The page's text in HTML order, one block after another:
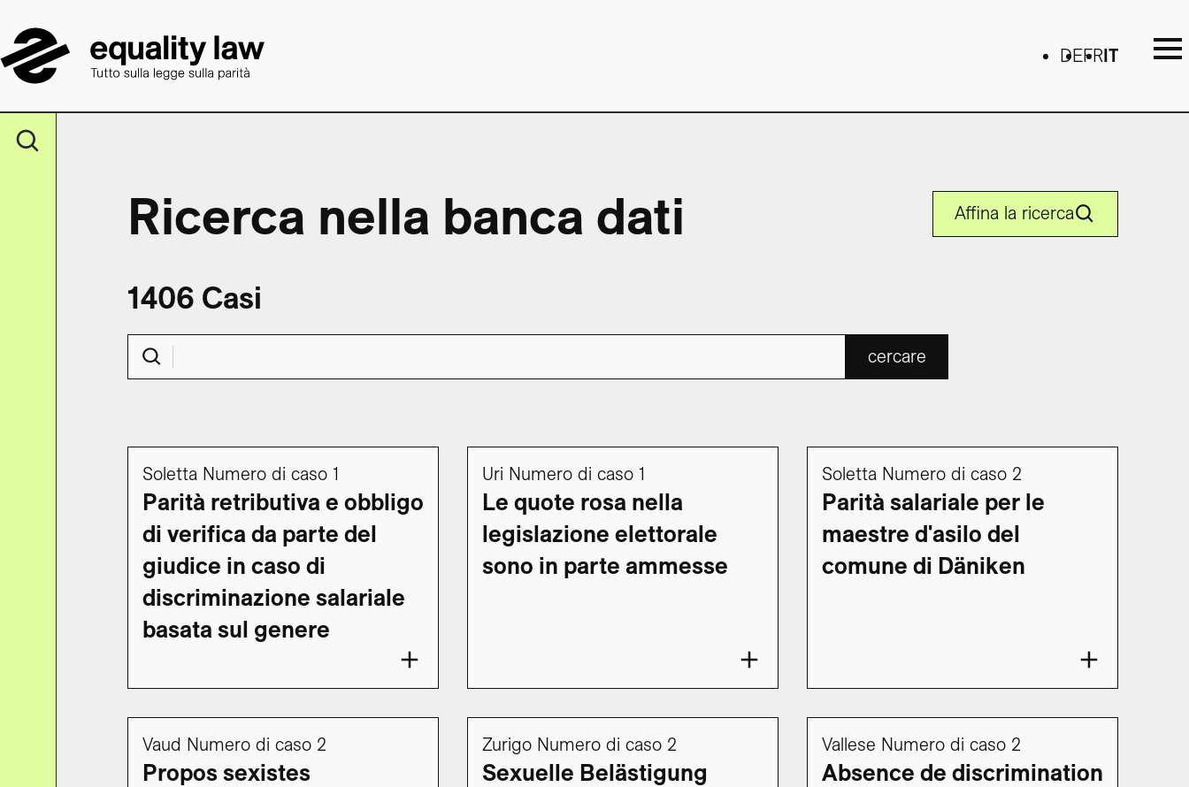
DEFR IT
Affina la ricerca
Ricerca nella banca dati
1406 Casi
cercare
Soletta Numero di caso 1
Parità retributiva e obbligo
di verifica da parte del
giudice in caso di
discriminazione salariale
basata sul genere
Uri Numero di caso 1
Le quote rosa nella
legislazione elettorale
sono in parte ammesse
Soletta Numero di caso 2
Parità salariale per le
maestre d'asilo del
comune di Däniken
Vaud Numero di caso 2
Propos sexistes
Zurigo Numero di caso 2
Sexuelle Belästigung
Vallese Numero di caso 2
Absence de discrimination